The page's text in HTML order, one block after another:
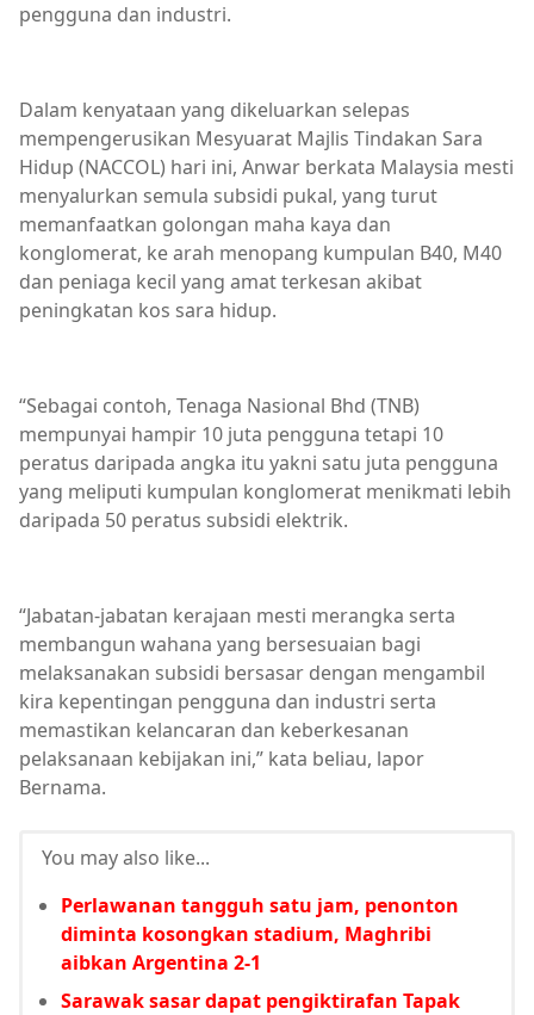
pengguna dan industri.
Dalam kenyataan yang dikeluarkan selepas
mempengerusikan Mesyuarat Majlis Tindakan Sara
Hidup (NACCOL) hari ini, Anwar berkata Malaysia mesti
menyalurkan semula subsidi pukal, yang turut
memanfaatkan golongan maha kaya dan
konglomerat, ke arah menopang kumpulan B40, M40
dan peniaga kecil yang amat terkesan akibat
peningkatan kos sara hidup.
“Sebagai contoh, Tenaga Nasional Bhd (TNB)
mempunyai hampir 10 juta pengguna tetapi 10
peratus daripada angka itu yakni satu juta pengguna
yang meliputi kumpulan konglomerat menikmati lebih
daripada 50 peratus subsidi elektrik.
“Jabatan-jabatan kerajaan mesti merangka serta
membangun wahana yang bersesuaian bagi
melaksanakan subsidi bersasar dengan mengambil
kira kepentingan pengguna dan industri serta
memastikan kelancaran dan keberkesanan
pelaksanaan kebijakan ini,” kata beliau, lapor
Bernama.
You may also like...
Perlawanan tangguh satu jam, penonton
diminta kosongkan stadium, Maghribi
aibkan Argentina 2-1
Sarawak sasar dapat pengiktirafan Tapak